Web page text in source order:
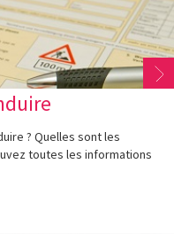
? Quelles sont les
toutes les informations